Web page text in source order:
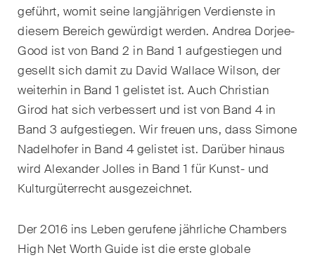
geführt, womit seine langjährigen Verdienste in
diesem Bereich gewürdigt werden. Andrea Dorjee-
Good ist von Band 2 in Band 1 aufgestiegen und
gesellt sich damit zu David Wallace Wilson, der
weiterhin in Band 1 gelistet ist. Auch Christian
Girod hat sich verbessert und ist von Band 4 in
Band 3 aufgestiegen. Wir freuen uns, dass Simone
Nadelhofer in Band 4 gelistet ist. Darüber hinaus
wird Alexander Jolles in Band 1 für Kunst- und
Kulturgüterrecht ausgezeichnet.
Der 2016 ins Leben gerufene jährliche Chambers
High Net Worth Guide ist die erste globale
Kernthemen aus unseren
Tätigkeitsbereiche,
Fachgebiete und Branchen,
sowie Newsflashes über die
jüngsten Entwicklungen.
Arbeitsrecht
Banking & Finance
Baurecht
Dispute Resolution
ESG